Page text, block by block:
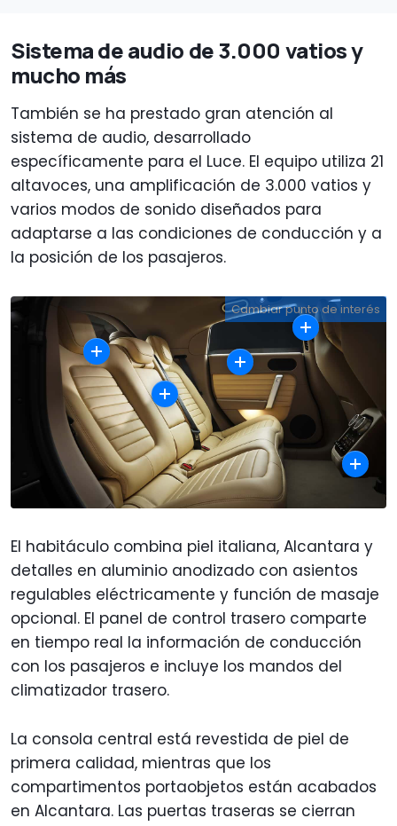
Sistema de audio de 3.000 vatios y
mucho más
También se ha prestado gran atención al
sistema de audio, desarrollado
específicamente para el Luce. El equipo utiliza 21
altavoces, una amplificación de 3.000 vatios y
varios modos de sonido diseñados para
adaptarse a las condiciones de conducción y a
la posición de los pasajeros.
Cambiar punto de interés
El habitáculo combina piel italiana, Alcantara y
detalles en aluminio anodizado con asientos
regulables eléctricamente y función de masaje
opcional. El panel de control trasero comparte
en tiempo real la información de conducción
con los pasajeros e incluye los mandos del
climatizador trasero.
La consola central está revestida de piel de
primera calidad, mientras que los
compartimentos portaobjetos están acabados
en Alcantara. Las puertas traseras se cierran